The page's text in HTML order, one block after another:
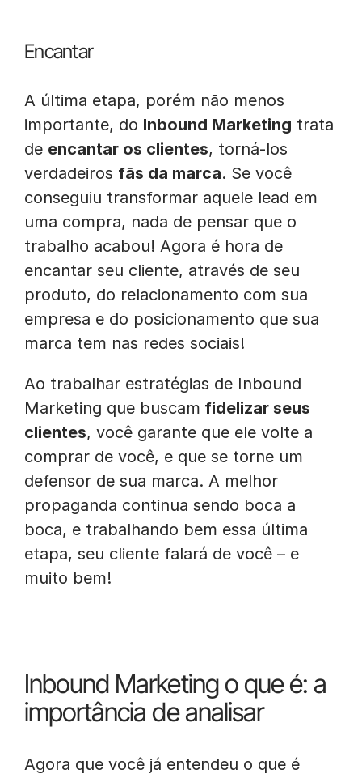
Encantar
A última etapa, porém não menos
importante, do Inbound Marketing trata
de encantar os clientes, torná-los
verdadeiros fãs da marca. Se você
conseguiu transformar aquele lead em
uma compra, nada de pensar que o
trabalho acabou! Agora é hora de
encantar seu cliente, através de seu
produto, do relacionamento com sua
empresa e do posicionamento que sua
marca tem nas redes sociais!
Ao trabalhar estratégias de Inbound
Marketing que buscam fidelizar seus
clientes, você garante que ele volte a
comprar de você, e que se torne um
defensor de sua marca. A melhor
propaganda continua sendo boca a
boca, e trabalhando bem essa última
etapa, seu cliente falará de você – e
muito bem!
Inbound Marketing o que é: a
importância de analisar
Agora que você já entendeu o que é